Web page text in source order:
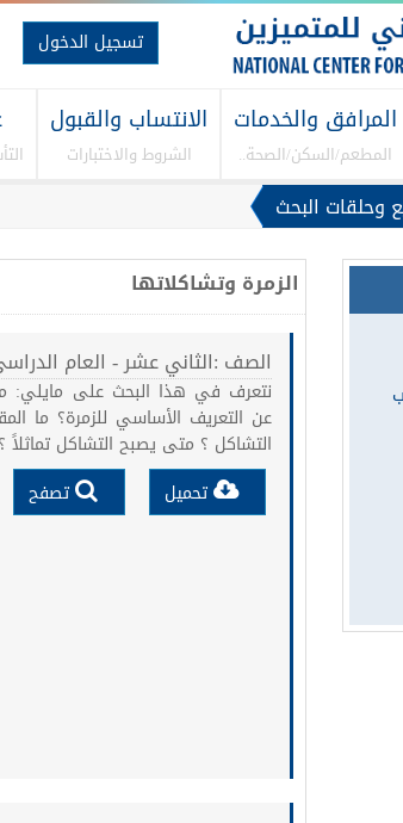
تسجيل الدخول
المرافق والخدمات
المطعم/السكن/الصحة..
الانتساب والقبول
الشروط والاختبارات
وحلقات البحث
الزمرة وتشاكلاتها
الصف :الثاني عشر - العام الدراسي :2014/
نتعرف في هذا البحث على مايلي:
عن التعريف الأساسي للزمرة؟ ما
التشاكل ؟ متى يصبح التشاكل تماثلاً ؟
تحميل
تصفح